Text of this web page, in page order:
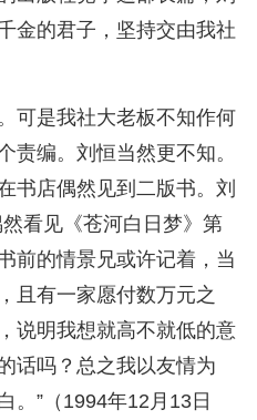
金的君子，坚持交由我社
可是我社大老板不知作何
责编。刘恒当然更不知。
书店偶然见到二版书。刘
看见《苍河白日梦》第
前的情景兄或许记着，当
且有一家愿付数万元之
说明我想就高不就低的意
话吗？总之我以友情为
。”（1994年12月13日